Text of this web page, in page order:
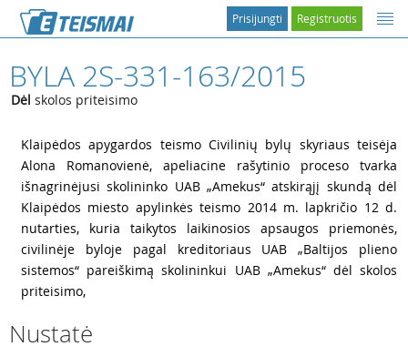
Registruotis
Prisijungti
BYLA 2S-331-163/2015
Dėl skolos priteisimo
Klaipėdos apygardos teismo Civilinių bylų skyriaus teisėja
Alona Romanovienė, apeliacine rašytinio proceso tvarka
išnagrinėjusi skolininko UAB „Amekus“ atskirąjį skundą dėl
Klaipėdos miesto apylinkės teismo 2014 m. lapkričio 12 d.
nutarties, kuria taikytos laikinosios apsaugos priemonės,
civilinėje byloje pagal kreditoriaus UAB „Baltijos plieno
sistemos“ pareiškimą skolininkui UAB „Amekus“ dėl skolos
priteisimo,
Nustatė